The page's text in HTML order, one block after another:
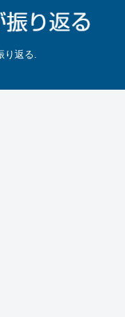
り返る.